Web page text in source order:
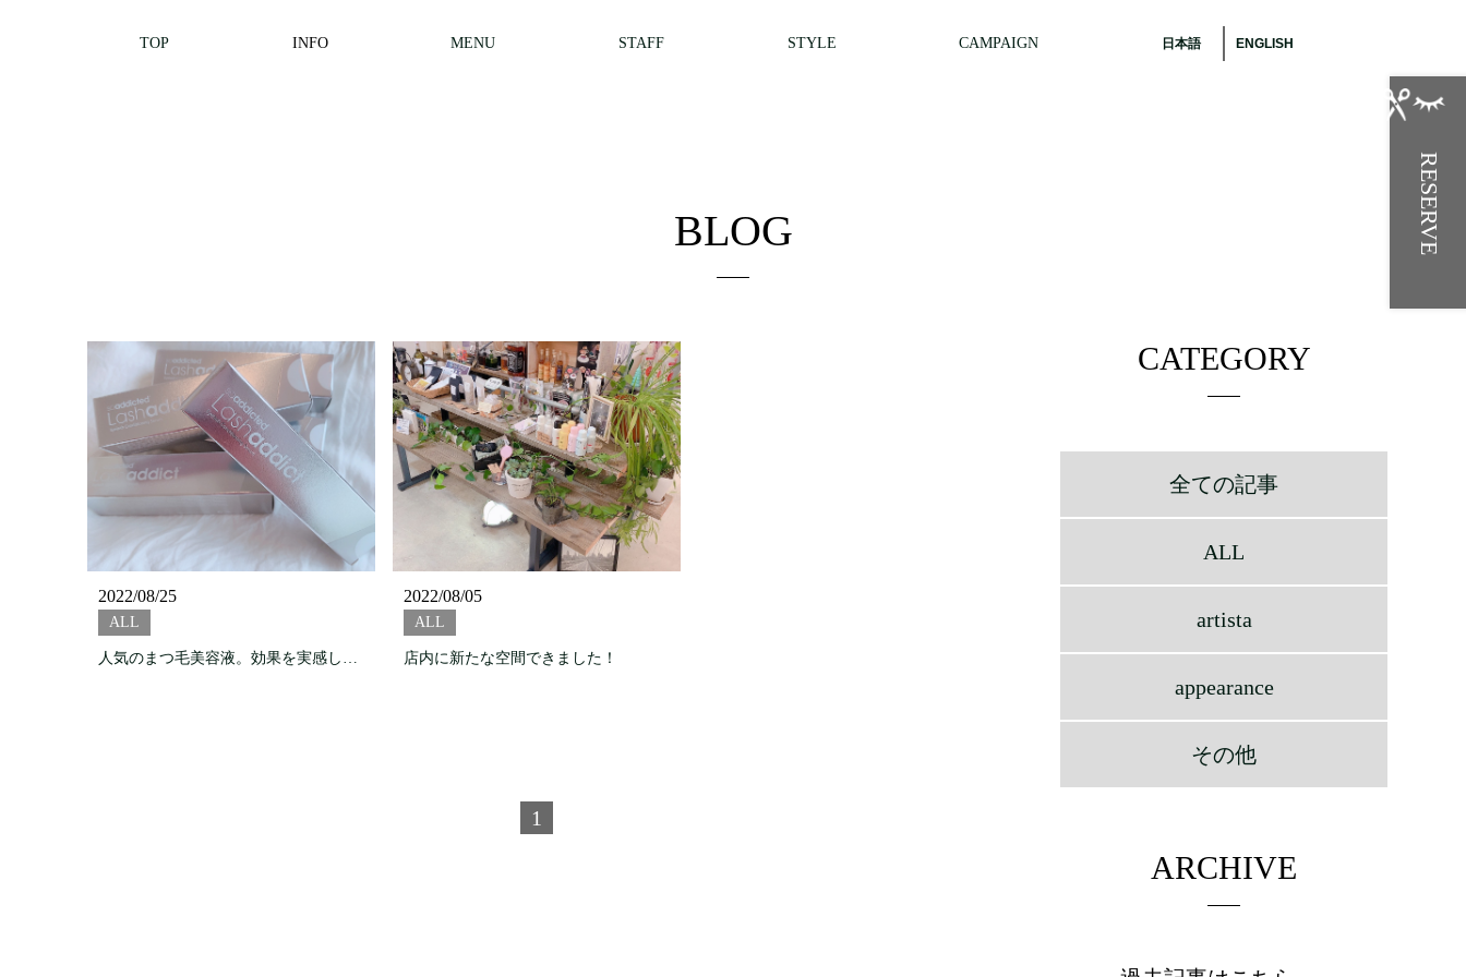
TOP INFO MENU STAFF STYLE CAMPAIGN 日本語 ENGLISH
BLOG
2022/08/25
ALL
2022/08/05
ALL
店内に新たな空間できました！
1
CATEGORY
全ての記事
ALL
artista
appearance
その他
ARCHIVE
RESERVE